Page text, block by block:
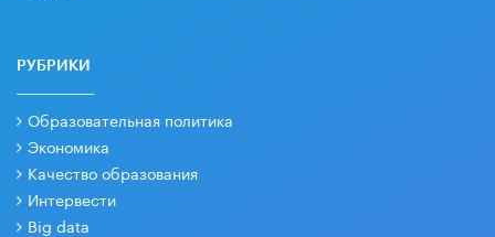
РУБРИКИ
Образовательная политика
Экономика
Качество образования
Интервести
Big data